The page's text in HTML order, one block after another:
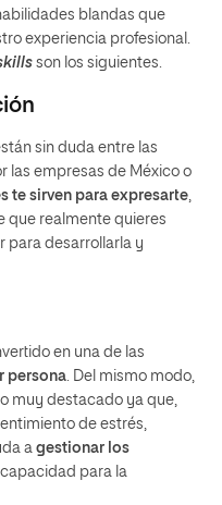
blandas que
experiencia profesional.
son los siguientes.
sin duda entre las
las empresas de México o
te sirven para expresarte
que realmente quieres
para desarrollarla y
en una de las
persona . Del mismo modo,
muy destacado ya que,
de estrés,
a gestionar los
para la